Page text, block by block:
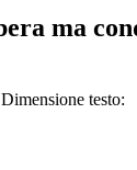
ma
Dimensione testo: